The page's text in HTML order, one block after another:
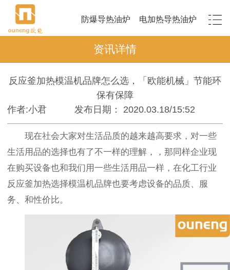
防爆导热油炉 电加热导热油炉
资讯详情
反应釜加热模温机品牌怎么选，「欧能机械」节能环
保有保障
作者:小君
发布日期： 2020.03.18/15:52
现在社会大家对生活品质的越来越高要求，对一些
生活用品的选择也有了不一样的理解，，那同样企业现
在购买设备也和我们用一些生活用品一样，在化工行业
反应釜加热选择模温机品牌也要考虑设备的品质、服
务、和性价比。